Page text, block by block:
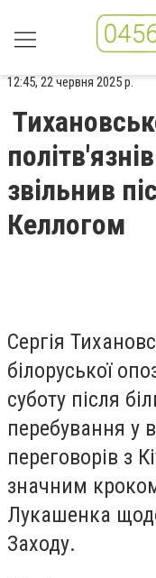
12:45, 22 червня 2025 р.
звільнив
Келлогом
Сергія
білоруської
суботу після
перебування у
переговорів з
значним
Лукашенка щодо
Заходу.